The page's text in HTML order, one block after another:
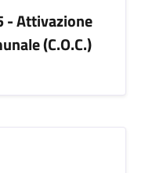
- Attivazione
(C.O.C.)